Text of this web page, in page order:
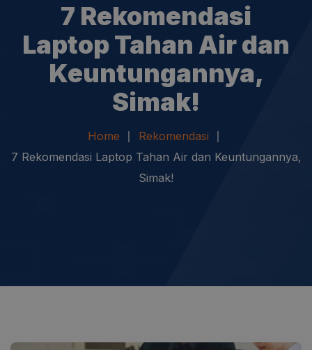
7 Rekomendasi
Laptop Tahan Air dan
Keuntungannya,
Simak!
Home
Rekomendasi
7 Rekomendasi Laptop Tahan Air dan Keuntungannya,
Simak!